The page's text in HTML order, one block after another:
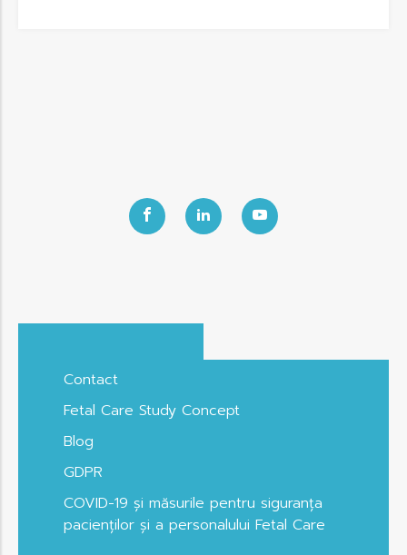
Contact
Fetal Care Study Concept
Blog
GDPR
COVID-19 și măsurile pentru siguranța
pacienților și a personalului Fetal Care